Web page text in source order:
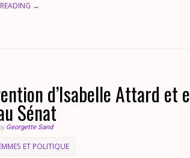
→
d’Isabelle Attard et
Sénat
Georgette Sand
ET POLITIQUE